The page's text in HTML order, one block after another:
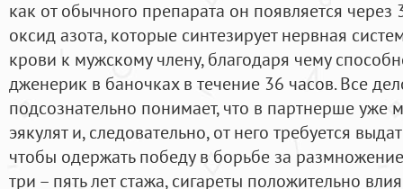
как от обычного препарата он появляется
оксид азота, которые синтезирует нервная
крови к мужскому члену, благодаря чему
дженерик в баночках в течение 36 часов. Все
подсознательно понимает, что в партнерше уже
эякулят и, следовательно, от него требуется
чтобы одержать победу в борьбе за
три – пять лет стажа, сигареты положительно